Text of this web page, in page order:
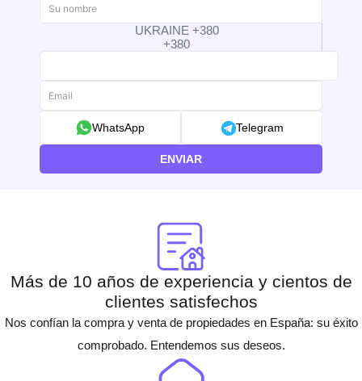
UKRAINE +380
+380
WhatsApp Telegram
ENVIAR
Más de 10 años de experiencia y cientos de
clientes satisfechos
Nos confían la compra y venta de propiedades en España: su éxito
comprobado. Entendemos sus deseos.